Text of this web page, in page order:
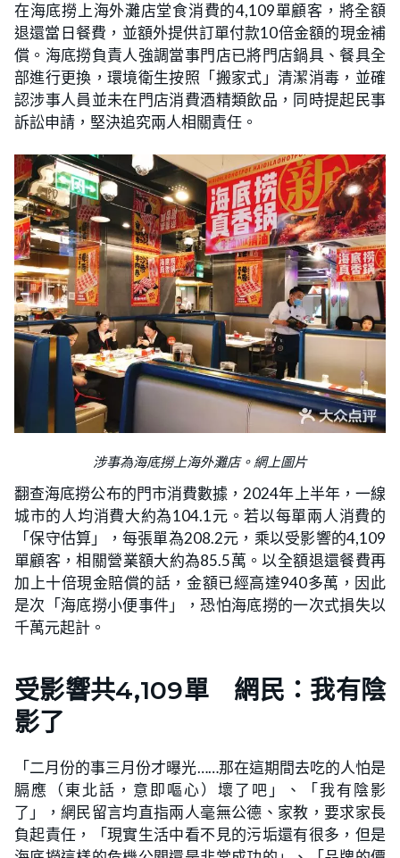
在海底撈上海外灘店堂食消費的4,109單顧客，將全額
退還當日餐費，並額外提供訂單付款10倍金額的現金補
償。海底撈負責人強調當事門店已將門店鍋具、餐具全
部進行更換，環境衛生按照「搬家式」清潔消毒，並確
認涉事人員並未在門店消費酒精類飲品，同時提起民事
訴訟申請，堅決追究兩人相關責任。
涉事為海底撈上海外灘店。網上圖片
翻查海底撈公布的門市消費數據，2024年上半年，一線
城市的人均消費大約為104.1元。若以每單兩人消費的
「保守估算」，每張單為208.2元，乘以受影響的4,109
單顧客，相關營業額大約為85.5萬。以全額退還餐費再
加上十倍現金賠償的話，金額已經高達940多萬，因此
是次「海底撈小便事件」，恐怕海底撈的一次式損失以
千萬元起計。
受影響共4,109單 網民：我有陰
影了
「二月份的事三月份才曝光……那在這期間去吃的人怕是
膈應（東北話，意即嘔心）壞了吧」、「我有陰影
了」，網民留言均直指兩人毫無公德、家教，要求家長
負起責任，「現實生活中看不見的污垢還有很多，但是